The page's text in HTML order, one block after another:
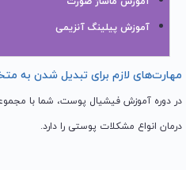
آموزش پیلینگ آنزیمی
مهارت‌های لازم برای تبدیل شدن
در دوره آموزش فیشیال پوست، شما با
درمان انواع مشکلات پوستی را دارد.